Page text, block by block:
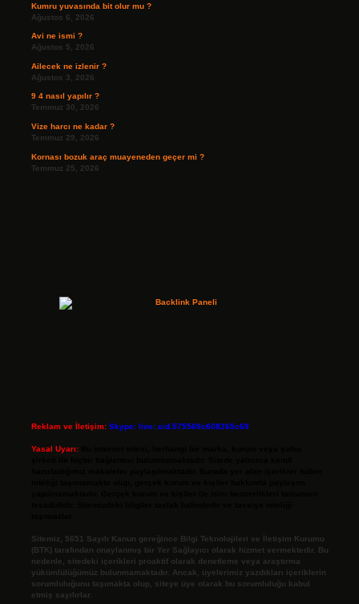
Kumru yuvasında bit olur mu ?
Ağustos 6, 2026
Avi ne ismi ?
Ağustos 5, 2026
Ailecek ne izlenir ?
Ağustos 3, 2026
9 4 nasıl yapılır ?
Temmuz 30, 2026
Vize harcı ne kadar ?
Temmuz 29, 2026
Kornası bozuk araç muayeneden geçer mi ?
Temmuz 25, 2026
Reklam ve İletişim: Skype: live:.cid.575569c608265c69
Yasal Uyarı:
Sitemiz, 5651 Sayılı Kanun gereğince Bilgi Teknolojileri ve İletişim Kurumu
(BTK) tarafından onaylanmış bir Yer Sağlayıcı olarak hizmet vermektedir. Bu
nedenle, sitedeki içerikleri proaktif olarak denetleme veya araştırma
yükümlülüğümüz bulunmamaktadır. Ancak, üyelerimiz yazdıkları içeriklerin
sorumluluğunu taşımakta olup, siteye üye olarak bu sorumluluğu kabul
etmiş sayılırlar.